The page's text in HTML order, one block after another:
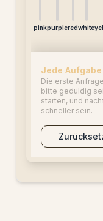
pinkpurpleredwhite
Jede
Die erste
bitte geduldig
starten, und
schneller sein.